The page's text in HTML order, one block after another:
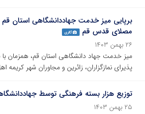
برپایی میز خدمت جهاددانشگاهی استان
مصلای قدس قم
گالری
۲۶ بهمن ۱۴۰۳
میز خدمت جهاد دانشگاهی استان قم، همزمان
پذیرای نمازگزاران، زائرین و مجاوران شهر
توزیع هزار بسته فرهنگی توسط
۲۵ بهمن ۱۴۰۳